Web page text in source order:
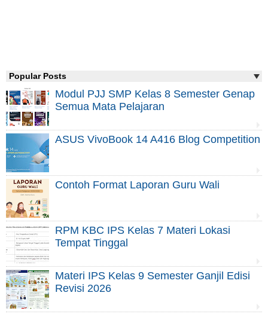
Popular Posts
Modul PJJ SMP Kelas 8 Semester Genap
Semua Mata Pelajaran
ASUS VivoBook 14 A416 Blog Competition
Contoh Format Laporan Guru Wali
RPM KBC IPS Kelas 7 Materi Lokasi
Tempat Tinggal
Materi IPS Kelas 9 Semester Ganjil Edisi
Revisi 2026